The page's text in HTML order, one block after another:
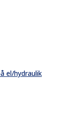
el/hydraulik